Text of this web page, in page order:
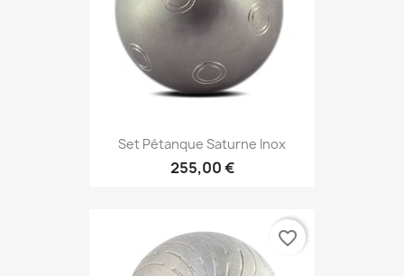
Set Pétanque Saturne Inox
255,00 €
favorite_border